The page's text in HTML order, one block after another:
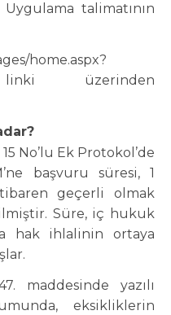
talimatının
home.aspx?
linki üzerinden
No’lu Ek Protokol’de
başvuru süresi, 1
geçerli olmak
Süre, iç hukuk
hak ihlalinin ortaya
maddesinde yazılı
eksikliklerin